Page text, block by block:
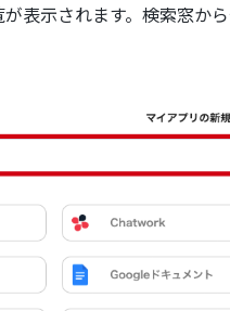
表示されます。検索窓か